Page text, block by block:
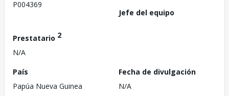
P004369
Jefe del equipo
Prestatario 2
N/A
País
Papúa Nueva Guinea
Fecha de divulgación
N/A